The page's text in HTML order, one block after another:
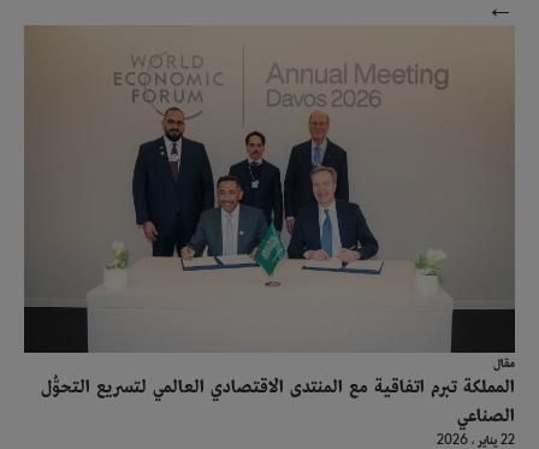
→
مقال
المملكة تبرم اتفاقية مع المنتدى الاقتصادي العالمي لتسريع التحوُّل
الصناعي
22 يناير ، 2026